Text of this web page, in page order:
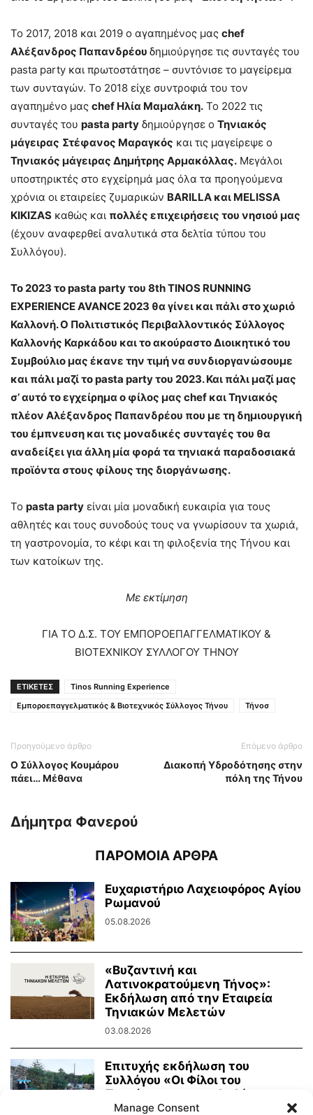
Το 2017, 2018 και 2019 ο αγαπημένος μας chef
Αλέξανδρος Παπανδρέου δημιούργησε τις συνταγές του
pasta party και πρωτοστάτησε – συντόνισε το μαγείρεμα
των συνταγών. Το 2018 είχε συντροφιά του τον
αγαπημένο μας chef Ηλία Μαμαλάκη. Το 2022 τις
συνταγές του pasta party δημιούργησε ο Τηνιακός
μάγειρας Στέφανος Μαραγκός και τις μαγείρεψε ο
Τηνιακός μάγειρας Δημήτρης Αρμακόλλας. Μεγάλοι
υποστηρικτές στο εγχείρημά μας όλα τα προηγούμενα
χρόνια οι εταιρείες ζυμαρικών BARILLA και MELISSA
KIKIZAS καθώς και πολλές επιχειρήσεις του νησιού μας
(έχουν αναφερθεί αναλυτικά στα δελτία τύπου του
Συλλόγου).
Το 2023 το pasta party του 8th TINOS RUNNING
EXPERIENCE AVANCE 2023 θα γίνει και πάλι στο χωριό
Καλλονή. Ο Πολιτιστικός Περιβαλλοντικός Σύλλογος
Καλλονής Καρκάδου και το ακούραστο Διοικητικό του
Συμβούλιο μας έκανε την τιμή να συνδιοργανώσουμε
και πάλι μαζί το pasta party του 2023. Και πάλι μαζί μας
σ’ αυτό το εγχείρημα ο φίλος μας chef και Τηνιακός
πλέον Αλέξανδρος Παπανδρέου που με τη δημιουργική
του έμπνευση και τις μοναδικές συνταγές του θα
αναδείξει για άλλη μία φορά τα τηνιακά παραδοσιακά
προϊόντα στους φίλους της διοργάνωσης.
Το pasta party είναι μία μοναδική ευκαιρία για τους
αθλητές και τους συνοδούς τους να γνωρίσουν τα χωριά,
τη γαστρονομία, το κέφι και τη φιλοξενία της Τήνου και
των κατοίκων της.
Με εκτίμηση
ΓΙΑ ΤΟ Δ.Σ. ΤΟΥ ΕΜΠΟΡΟΕΠΑΓΓΕΛΜΑΤΙΚΟΥ &
ΒΙΟΤΕΧΝΙΚΟΥ ΣΥΛΛΟΓΟΥ ΤΗΝΟΥ
ΕΤΙΚΕΤΕΣ
Tinos Running Experience
Εμποροεπαγγελματικός & Βιοτεχνικός Σύλλογος Τήνου
Τήνοσ
Προηγούμενο άρθρο
Ο Σύλλογος Κουμάρου
πάει… Μέθανα
Επόμενο άρθρο
Διακοπή Υδροδότησης στην
πόλη της Τήνου
Δήμητρα Φανερού
ΠΑΡΟΜΟΙΑ ΑΡΘΡΑ
Ευχαριστήριο Λαχειοφόρος Αγίου
Ρωμανού
05.08.2026
«Βυζαντινή και
Λατινοκρατούμενη Τήνος»:
Εκδήλωση από την Εταιρεία
Τηνιακών Μελετών
03.08.2026
Επιτυχής εκδήλωση του
Συλλόγου «Οι Φίλοι του
Πρασίνου» με κουκλοθέατρο
και...
Manage Consent